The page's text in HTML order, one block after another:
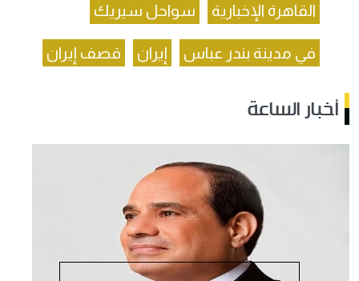
القاهرة الإخبارية سواحل سيريك
في مدينة بندر عباس إيران قصف إيران
أخبار الساعة